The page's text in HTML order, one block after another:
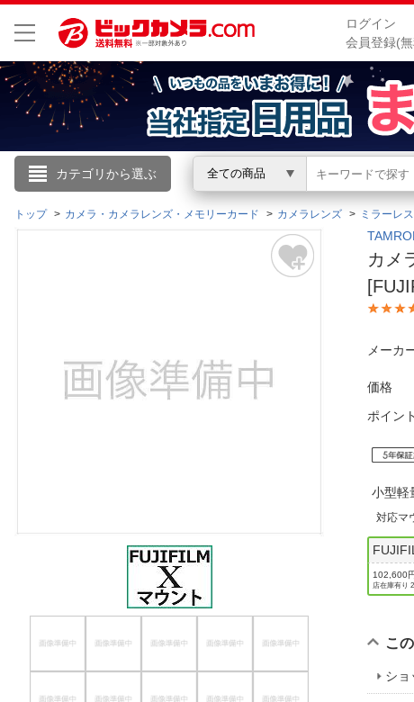
ログイン
会員登録(
カテゴリから選ぶ 全ての商品
こんにちは
ログイン
閲覧履歴
トップ カメラ・カメラレンズ・メモリーカード カメラレンズ ミラーレ
カメ
メーカ
価格
ポイント
小型
対応マ
102,600
店在庫有り
こ
シ